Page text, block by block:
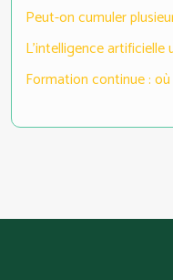
Peut-on cumuler
L’intelligence
Formation continue :